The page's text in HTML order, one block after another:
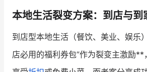
本地生活裂变方案：到店与到
到店型本地生活（餐饮、美业、娱乐
店必用的福利券包”作为裂变主激励